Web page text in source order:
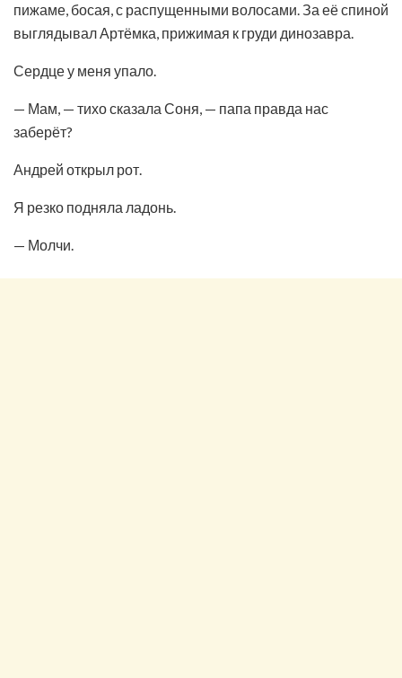
пижаме, босая, с распущенными волосами. За её спиной
выглядывал Артёмка, прижимая к груди динозавра.
Сердце у меня упало.
— Мам, — тихо сказала Соня, — папа правда нас
заберёт?
Андрей открыл рот.
Я резко подняла ладонь.
— Молчи.